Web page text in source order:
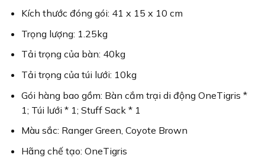
Kích thước đóng gói: 41 x 15 x 10 cm
Trọng lượng: 1.25kg
Tải trọng của bàn: 40kg
Tải trọng của túi lưới: 10kg
Gói hàng bao gồm: Bàn cắm trại di động OneTigris *
1; Túi lưới * 1; Stuff Sack * 1
Màu sắc: Ranger Green, Coyote Brown
Hãng chế tạo: OneTigris